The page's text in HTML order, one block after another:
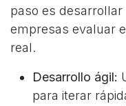
paso es
empresas evaluar
real.
Desarrollo ágil:
para iterar